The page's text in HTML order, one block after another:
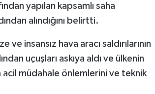
yapılan kapsamlı saha
alındığını belirtti.
insansız hava aracı saldırılarının
uçuşları askıya aldı ve ülkenin
acil müdahale önlemlerini ve teknik